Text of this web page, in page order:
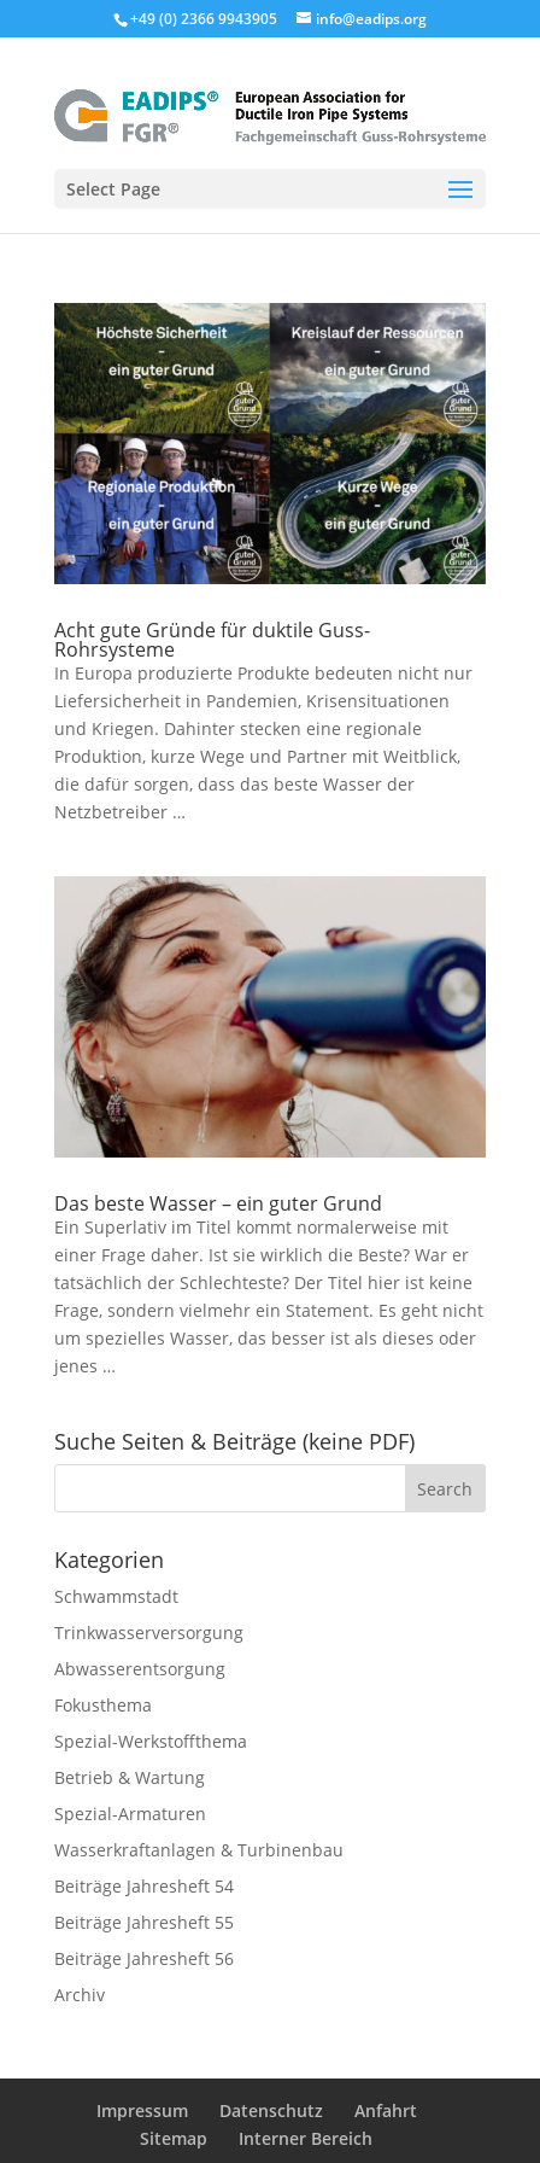
+49 (0) 2366 9943905 info@eadips.org
Select Page
Acht gute Gründe für duktile Guss-
Rohrsysteme
In Europa produzierte Produkte bedeuten nicht nur
Liefersicherheit in Pandemien, Krisensituationen
und Kriegen. Dahinter stecken eine regionale
Produktion, kurze Wege und Partner mit Weitblick,
die dafür sorgen, dass das beste Wasser der
Netzbetreiber …
Das beste Wasser – ein guter Grund
Ein Superlativ im Titel kommt normalerweise mit
einer Frage daher. Ist sie wirklich die Beste? War er
tatsächlich der Schlechteste? Der Titel hier ist keine
Frage, sondern vielmehr ein Statement. Es geht nicht
um spezielles Wasser, das besser ist als dieses oder
jenes …
Suche Seiten & Beiträge (keine PDF)
Kategorien
Schwammstadt
Trinkwasserversorgung
Abwasserentsorgung
Fokusthema
Spezial-Werkstoffthema
Betrieb & Wartung
Spezial-Armaturen
Wasserkraftanlagen & Turbinenbau
Beiträge Jahresheft 54
Beiträge Jahresheft 55
Beiträge Jahresheft 56
Archiv
Impressum Datenschutz
Anfahrt
Sitemap
Interner Bereich